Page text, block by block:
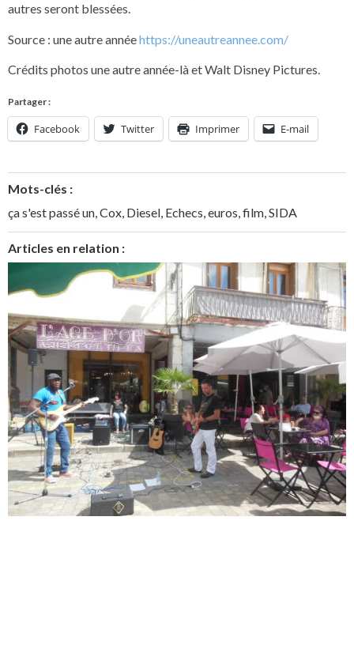
autres seront blessées.
Source : une autre annéehttps://uneautreannee.com/
Crédits photos une autre année-là et Walt Disney Pictures.
Partager :
Facebook Twitter Imprimer E-mail
Mots-clés :
ça s'est passé un Cox Diesel Echecs euros film SIDA
Articles en relation :